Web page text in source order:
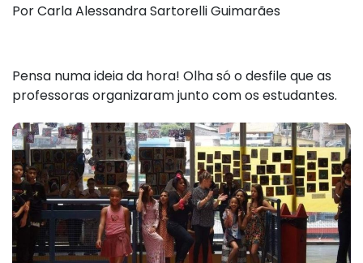
Por Carla Alessandra Sartorelli Guimarães
Pensa numa ideia da hora! Olha só o desfile que as
professoras organizaram junto com os estudantes.